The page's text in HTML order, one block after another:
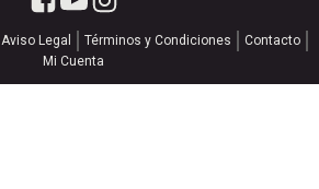
Aviso Legal Términos y Condiciones
Contacto
Mi Cuenta